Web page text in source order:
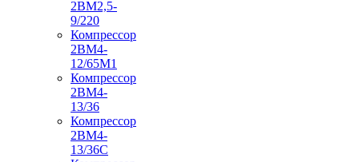
2ВМ2,5-
9/220
Компрессор
2ВМ4-
12/65М1
Компрессор
2ВМ4-
13/36
Компрессор
2ВМ4-
13/36С